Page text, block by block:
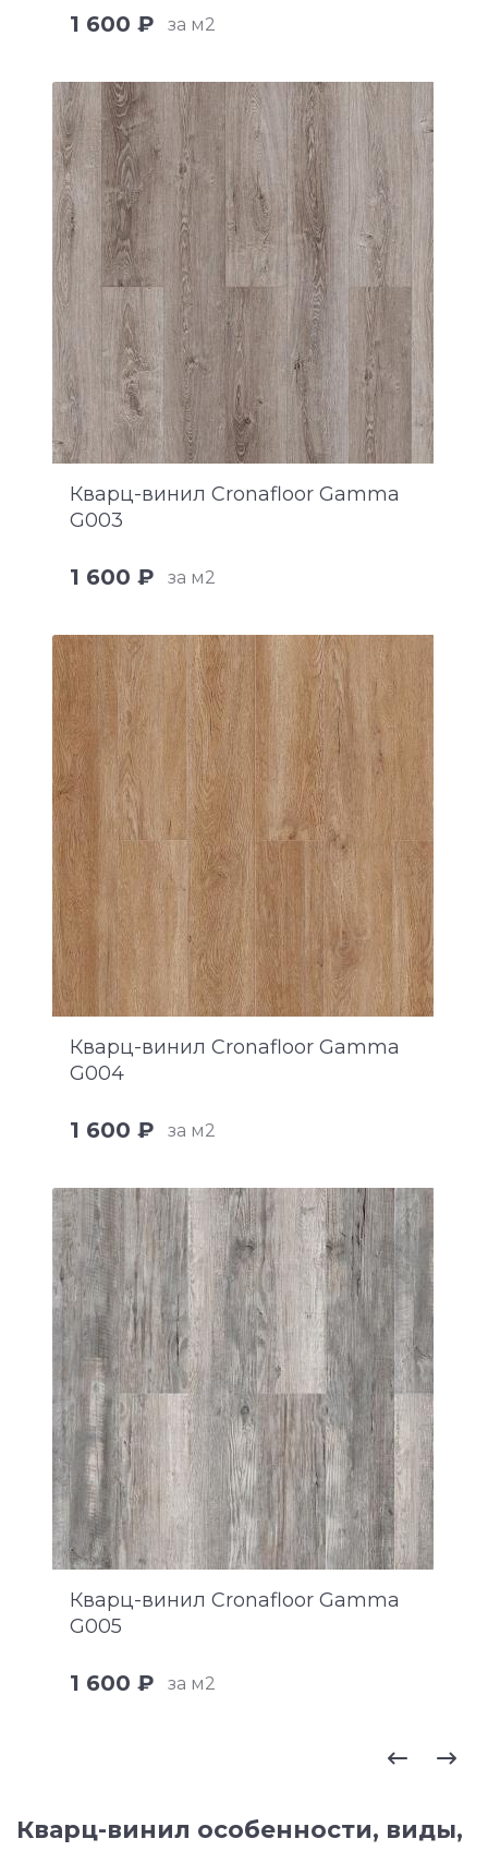
1 600 ₽ за м2
Кварц-винил Cronafloor Gamma
G003
1 600 ₽ за м2
Кварц-винил Cronafloor Gamma
G004
1 600 ₽ за м2
Кварц-винил Cronafloor Gamma
G005
1 600 ₽ за м2
Кварц-винил особенности, виды,